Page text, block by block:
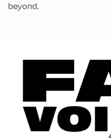
beyond.